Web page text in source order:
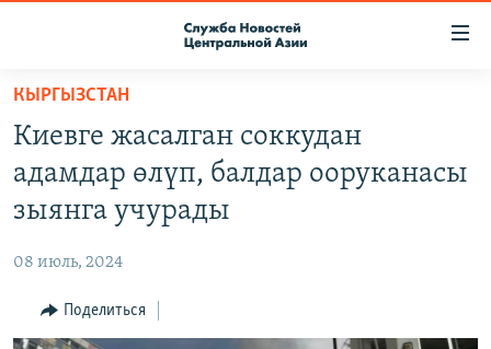
Вернуться
основному
содержанию
главной
Вернутся
КОНТАКТЫ
НАСТОЯЩЕЕ ВРЕМЯ
МИГРАНТ МЕДИА
КЫРГЫЗСТАН
Киевге жасалган соккудан
адамдар өлүп, балдар ооруканасы
зыянга учурады
08 июль, 2024
Поделиться